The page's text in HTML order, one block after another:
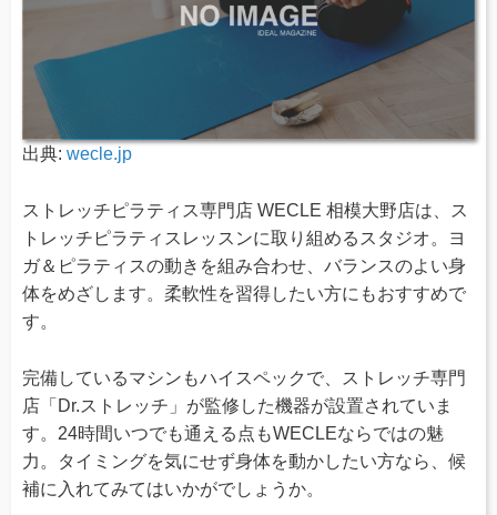
出典: wecle.jp
ストレッチピラティス専門店 WECLE 相模大野店は、ス
トレッチピラティスレッスンに取り組めるスタジオ。ヨ
ガ＆ピラティスの動きを組み合わせ、バランスのよい身
体をめざします。柔軟性を習得したい方にもおすすめで
す。
完備しているマシンもハイスペックで、ストレッチ専門
店「Dr.ストレッチ」が監修した機器が設置されていま
す。24時間いつでも通える点もWECLEならではの魅
力。タイミングを気にせず身体を動かしたい方なら、候
補に入れてみてはいかがでしょうか。